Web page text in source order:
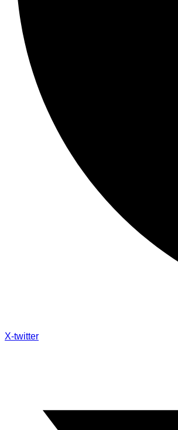
X-twitter